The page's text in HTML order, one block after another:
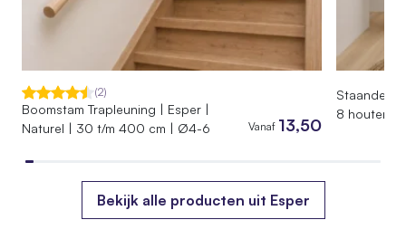
Afmetingen
60 × 24 × 140 cm
(2)
Boomstam Trapleuning | Esper |
Naturel | 30 t/m 400 cm | Ø4-6
Vanaf 13,50
Staande
8 houten
Bekijk alle producten uit Esper